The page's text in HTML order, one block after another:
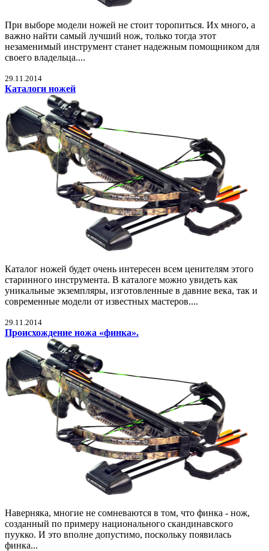
При выборе модели ножей не стоит торопиться. Их много, а
важно найти самый лучший нож, только тогда этот
незаменимый инструмент станет надежным помощником для
своего владельца....
29.11.2014
Каталоги ножей
Каталог ножей будет очень интересен всем ценителям этого
старинного инструмента. В каталоге можно увидеть как
уникальные экземпляры, изготовленные в давние века, так и
современные модели от известных мастеров....
29.11.2014
Происхождение ножа «финка».
Наверняка, многие не сомневаются в том, что финка - нож,
созданный по примеру национального скандинавского
пуукко. И это вполне допустимо, поскольку появилась
финка...